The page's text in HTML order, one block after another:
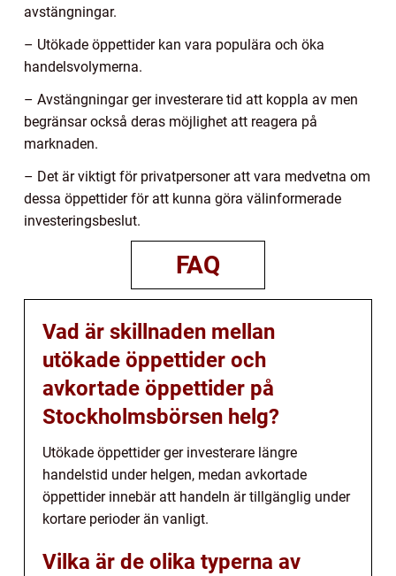
avstängningar.
– Utökade öppettider kan vara populära och öka
handelsvolymerna.
– Avstängningar ger investerare tid att koppla av men
begränsar också deras möjlighet att reagera på
marknaden.
– Det är viktigt för privatpersoner att vara medvetna om
dessa öppettider för att kunna göra välinformerade
investeringsbeslut.
FAQ
Vad är skillnaden mellan
utökade öppettider och
avkortade öppettider på
Stockholmsbörsen helg?
Utökade öppettider ger investerare längre
handelstid under helgen, medan avkortade
öppettider innebär att handeln är tillgänglig under
kortare perioder än vanligt.
Vilka är de olika typerna av